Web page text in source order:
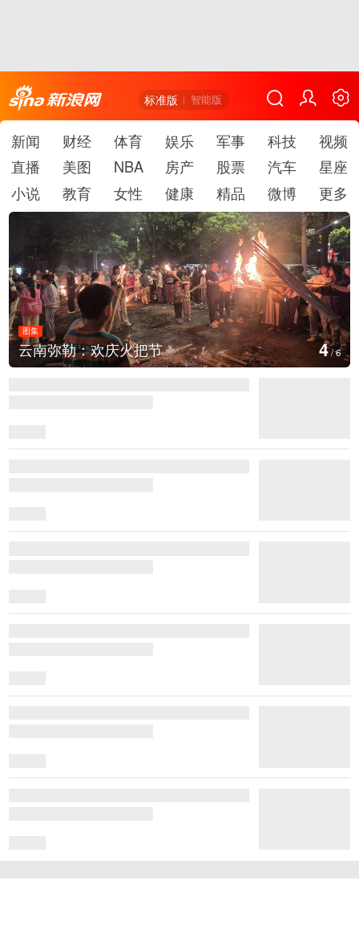
标准版 智能版
新闻 财经 体育 娱乐 军事 科技
视频
直播
美图 NBA 房产 股票 汽车
星座
小说
教育 女性 健康 精品 微博 更多
图集
云南弥勒：欢庆火把节 4/6